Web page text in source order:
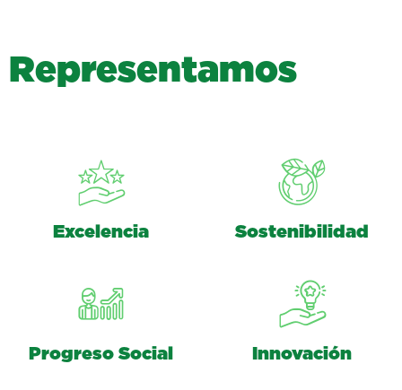
Representamos
Excelencia Sostenibilidad
Progreso Social Innovación